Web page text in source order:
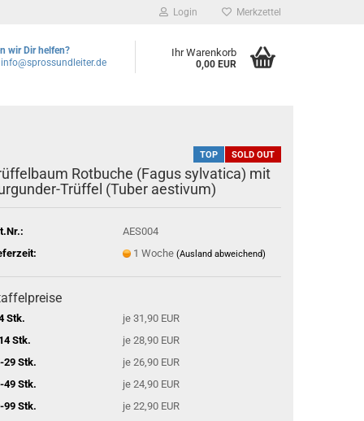
Login Merkzettel
wir Dir helfen?
info@sprossundleiter.de
Ihr Warenkorb
0,00 EUR
TOP SOLD OUT
Rotbuche (Fagus sylvatica) mit
Trüffel (Tuber aestivum)
AES004
1 Woche (Ausland abweichend)
Stk.
je 31,90 EUR
Stk.
je 28,90 EUR
29 Stk.
je 26,90 EUR
49 Stk.
je 24,90 EUR
99 Stk.
je 22,90 EUR